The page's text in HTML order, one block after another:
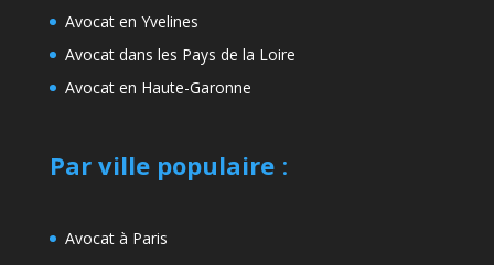
Avocat en Yvelines
Avocat dans les Pays de la Loire
Avocat en Haute-Garonne
Par ville populaire:
Avocat à Paris